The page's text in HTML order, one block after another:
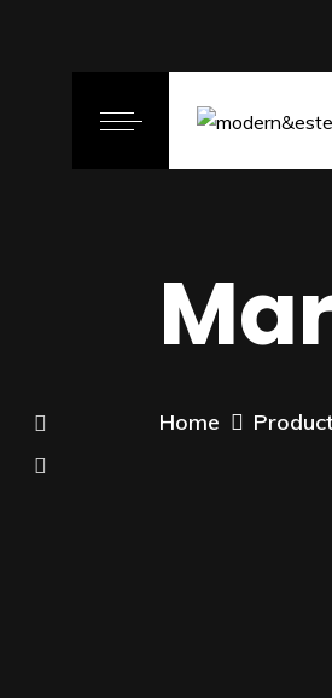
Home